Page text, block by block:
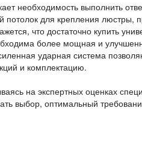
необходимость выполнить
для крепления люстры,
что достаточно купить
более мощная и
ударная система
и комплектацию.
на экспертных оценках
выбор, оптимальный